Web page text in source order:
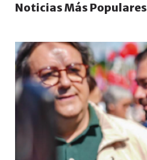
Noticias Más Populares